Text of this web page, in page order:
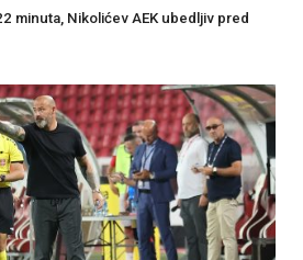
minuta, Nikolićev AEK ubedljiv pred